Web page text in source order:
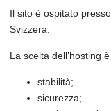
Il sito è ospitato
Svizzera.
La scelta dell’hosting
stabilità;
sicurezza;